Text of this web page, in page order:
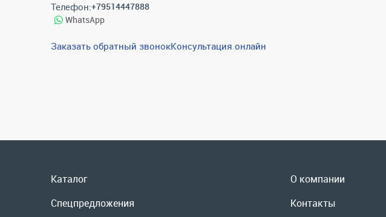
Телефон:+79514447888
WhatsApp
Заказать обратный звонокКонсультация онлайн
Каталог
Гарантии и возврат
О компании